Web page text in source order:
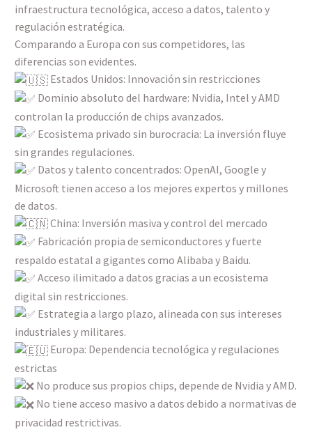
infraestructura tecnológica, acceso a datos, talento y
regulación estratégica.
Comparando a Europa con sus competidores, las
diferencias son evidentes.
Estados Unidos: Innovación sin restricciones
Dominio absoluto del hardware: Nvidia, Intel y AMD
controlan la producción de chips avanzados.
Ecosistema privado sin burocracia: La inversión fluye
sin grandes regulaciones.
Datos y talento concentrados: OpenAI, Google y
Microsoft tienen acceso a los mejores expertos y millones
de datos.
China: Inversión masiva y control del mercado
Fabricación propia de semiconductores y fuerte
respaldo estatal a gigantes como Alibaba y Baidu.
Acceso ilimitado a datos gracias a un ecosistema
digital sin restricciones.
Estrategia a largo plazo, alineada con sus intereses
industriales y militares.
Europa: Dependencia tecnológica y regulaciones
estrictas
No produce sus propios chips, depende de Nvidia y AMD.
No tiene acceso masivo a datos debido a normativas de
privacidad restrictivas.